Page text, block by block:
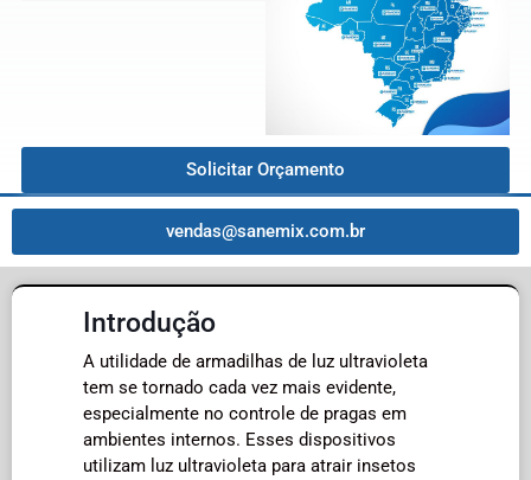
Solicitar Orçamento
vendas@sanemix.com.br
Introdução
A utilidade de armadilhas de luz ultravioleta
tem se tornado cada vez mais evidente,
especialmente no controle de pragas em
ambientes internos. Esses dispositivos
utilizam luz ultravioleta para atrair insetos